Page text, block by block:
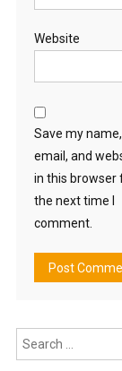
Website
Save my name,
email, and
in this browser
the next time I
comment.